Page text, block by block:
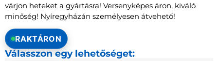
várjon heteket a gyártásra! Versenyképes áron, kiváló
minőség! Nyíregyházán személyesen átvehető!
RAKTÁRON
Válasszon egy lehetőséget: